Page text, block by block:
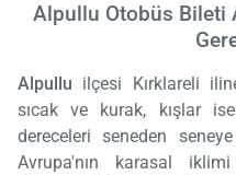
Alpullu Otobüs Bileti
Alpullu ilçesi Kırklareli
sıcak ve kurak, kışlar
dereceleri seneden
Avrupa'nın karasal